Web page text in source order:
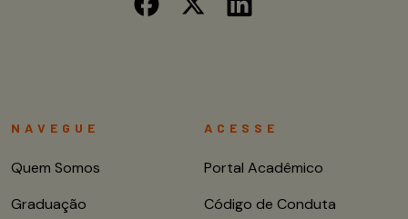
NAVEGUE
Quem Somos
Graduação
ACESSE
Portal Acadêmico
Código de Conduta